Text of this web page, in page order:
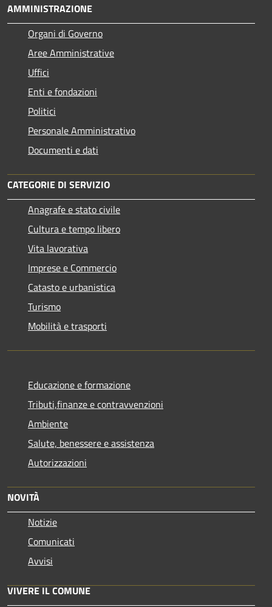
AMMINISTRAZIONE
Organi di Governo
Aree Amministrative
Uffici
Enti e fondazioni
Politici
Personale Amministrativo
Documenti e dati
CATEGORIE DI SERVIZIO
Anagrafe e stato civile
Cultura e tempo libero
Vita lavorativa
Imprese e Commercio
Catasto e urbanistica
Turismo
Mobilità e trasporti
Educazione e formazione
Tributi,finanze e contravvenzioni
Ambiente
Salute, benessere e assistenza
Autorizzazioni
NOVITÀ
Notizie
Comunicati
Avvisi
VIVERE IL COMUNE